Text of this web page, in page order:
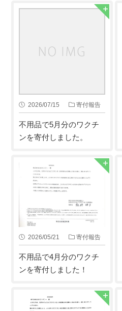
2026/07/15 寄付報告
不用品で5月分のワクチ
ンを寄付しました。
2026/05/21 寄付報告
不用品で4月分のワクチ
ンを寄付しました！